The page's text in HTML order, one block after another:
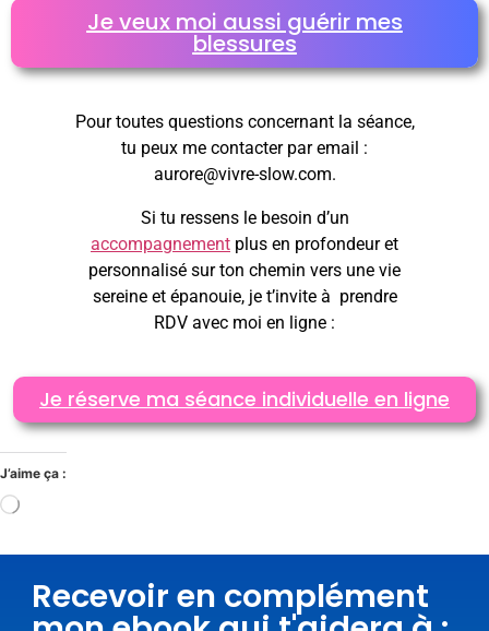
Je veux moi aussi guérir mes
blessures
Pour toutes questions concernant la séance,
tu peux me contacter par email :
aurore@vivre-slow.com.
Si tu ressens le besoin d’un
accompagnement plus en profondeur et
personnalisé sur ton chemin vers une vie
sereine et épanouie, je t’invite à prendre
RDV avec moi en ligne :
Je réserve ma séance individuelle en ligne
J’aime ça :
Recevoir en complément